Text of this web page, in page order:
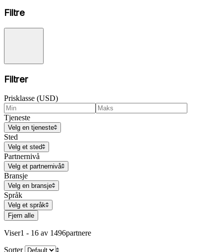
Filtre
Filtrer
Prisklasse (USD)
Tjeneste
Velg en tjeneste
Sted
Velg et sted
Partnernivå
Velg et partnernivå
Bransje
Velg en bransje
Språk
Velg et språk
Fjern alle
Viser1 - 16 av 1496partnere
Sorter